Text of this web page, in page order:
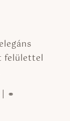
Ft
felülettel
| ⚭